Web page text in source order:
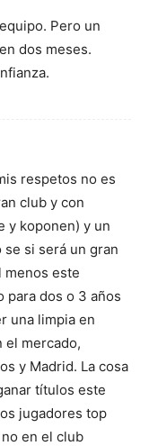
Pero un
dos meses.
respetos no es
club y con
y koponen) y un
si será un gran
menos este
para dos o 3 años
una limpia en
el mercado,
y Madrid. La cosa
títulos este
jugadores top
en el club